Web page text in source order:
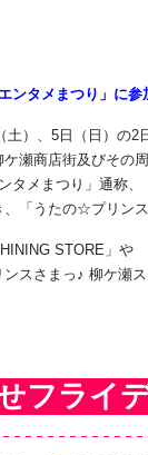
ンタメまつり」に参
土）、5日（日）の2
瀬商店街及びその
タメまつり」通称、
、「うたの☆プリン
STORE」や
ンスさまっ♪ 柳ケ瀬
フライ